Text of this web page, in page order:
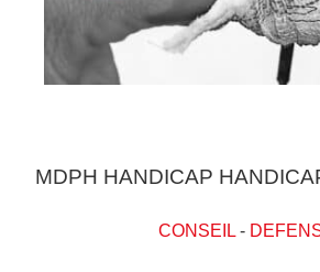
MDPH HANDICAP
CONSEIL-